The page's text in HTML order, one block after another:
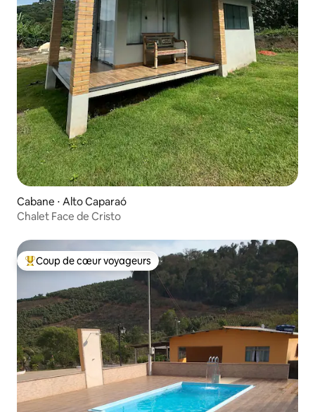
Cabane ⋅ Alto Caparaó
Chalet Face de Cristo
Coups de cœur voyageurs les plus appréciés
Coup de cœur voyageurs